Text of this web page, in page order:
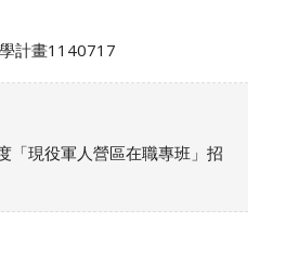
計畫1140717
「現役軍人營區在職專班」招